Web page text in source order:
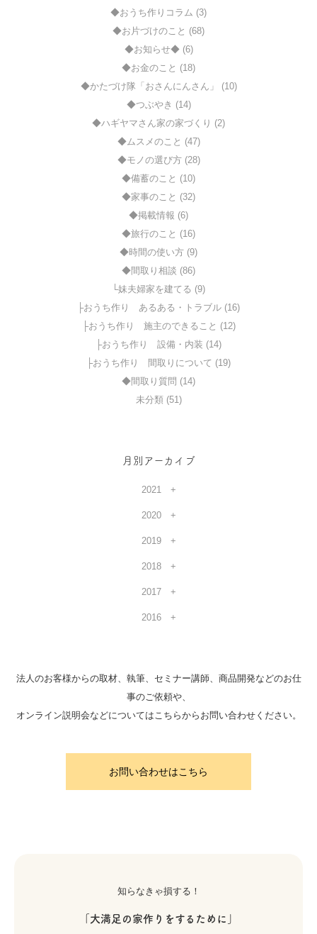
◆おうち作りコラム (3)
◆お片づけのこと (68)
◆お知らせ◆ (6)
◆お金のこと (18)
◆かたづけ隊「おさんにんさん」 (10)
◆つぶやき (14)
◆ハギヤマさん家の家づくり (2)
◆ムスメのこと (47)
◆モノの選び方 (28)
◆備蓄のこと (10)
◆家事のこと (32)
◆掲載情報 (6)
◆旅行のこと (16)
◆時間の使い方 (9)
◆間取り相談 (86)
└妹夫婦家を建てる (9)
├おうち作り あるある・トラブル (16)
├おうち作り 施主のできること (12)
├おうち作り 設備・内装 (14)
├おうち作り 間取りについて (19)
◆間取り質問 (14)
未分類 (51)
月別アーカイブ
2021
2020
2019
2018
2017
2016
法人のお客様からの取材、執筆、セミナー講師、商品開発などのお仕
事のご依頼や、
オンライン説明会などについてはこちらからお問い合わせください。
お問い合わせはこちら
知らなきゃ損する！
「大満足の家作りをするために」